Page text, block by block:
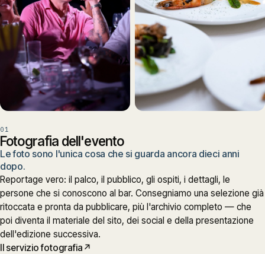
01
Fotografia dell'evento
Le foto sono l'unica cosa che si guarda ancora dieci anni
dopo.
Reportage vero: il palco, il pubblico, gli ospiti, i dettagli, le
persone che si conoscono al bar. Consegniamo una selezione già
ritoccata e pronta da pubblicare, più l'archivio completo — che
poi diventa il materiale del sito, dei social e della presentazione
dell'edizione successiva.
Il servizio fotografia ↗